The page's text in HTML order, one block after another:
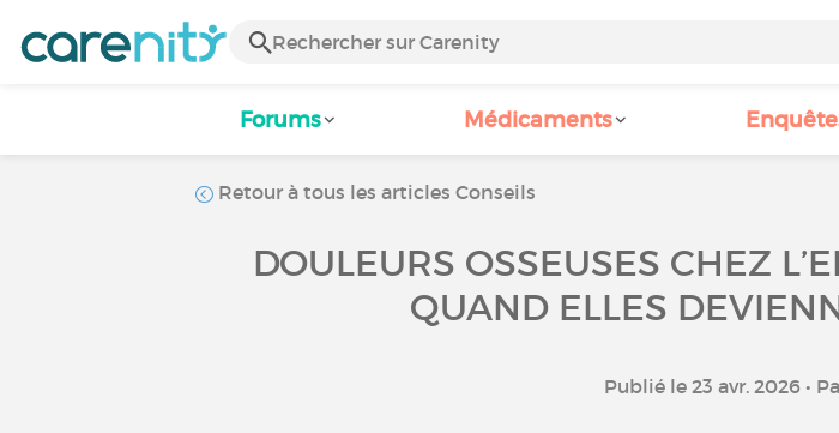
Forums Médicaments
Retour à tous les articles Conseils
DOULEURS OSSEUSES CHEZ
QUAND ELLES
Publié le 23 avr. 2026 •